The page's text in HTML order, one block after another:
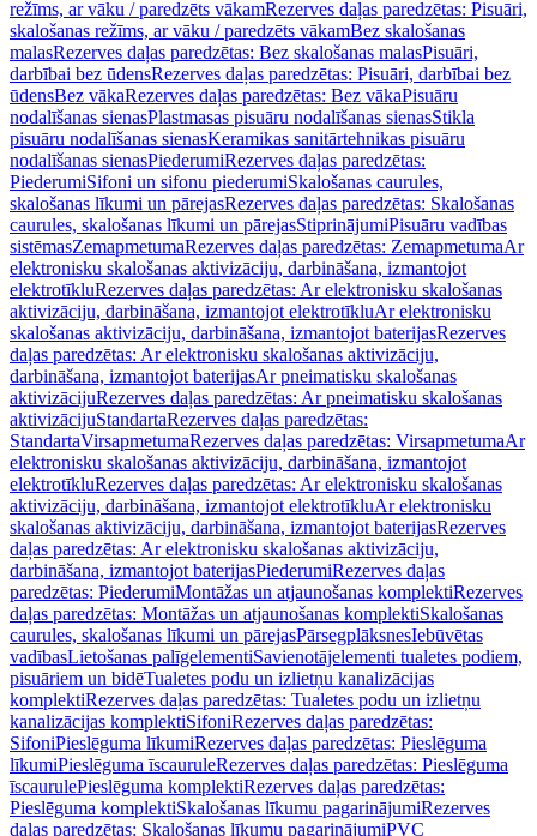
režīms, ar vāku / paredzēts vākamRezerves daļas paredzētas: Pisuāri,
skalošanas režīms, ar vāku / paredzēts vākamBez skalošanas
malasRezerves daļas paredzētas: Bez skalošanas malasPisuāri,
darbībai bez ūdensRezerves daļas paredzētas: Pisuāri, darbībai bez
ūdensBez vākaRezerves daļas paredzētas: Bez vākaPisuāru
nodalīšanas sienasPlastmasas pisuāru nodalīšanas sienasStikla
pisuāru nodalīšanas sienasKeramikas sanitārtehnikas pisuāru
nodalīšanas sienasPiederumiRezerves daļas paredzētas:
PiederumiSifoni un sifonu piederumiSkalošanas caurules,
skalošanas līkumi un pārejasRezerves daļas paredzētas: Skalošanas
caurules, skalošanas līkumi un pārejasStiprinājumiPisuāru vadības
sistēmasZemapmetumaRezerves daļas paredzētas: ZemapmetumaAr
elektronisku skalošanas aktivizāciju, darbināšana, izmantojot
elektrotīkluRezerves daļas paredzētas: Ar elektronisku skalošanas
aktivizāciju, darbināšana, izmantojot elektrotīkluAr elektronisku
skalošanas aktivizāciju, darbināšana, izmantojot baterijasRezerves
daļas paredzētas: Ar elektronisku skalošanas aktivizāciju,
darbināšana, izmantojot baterijasAr pneimatisku skalošanas
aktivizācijuRezerves daļas paredzētas: Ar pneimatisku skalošanas
aktivizācijuStandartaRezerves daļas paredzētas:
StandartaVirsapmetumaRezerves daļas paredzētas: VirsapmetumaAr
elektronisku skalošanas aktivizāciju, darbināšana, izmantojot
elektrotīkluRezerves daļas paredzētas: Ar elektronisku skalošanas
aktivizāciju, darbināšana, izmantojot elektrotīkluAr elektronisku
skalošanas aktivizāciju, darbināšana, izmantojot baterijasRezerves
daļas paredzētas: Ar elektronisku skalošanas aktivizāciju,
darbināšana, izmantojot baterijasPiederumiRezerves daļas
paredzētas: PiederumiMontāžas un atjaunošanas komplektiRezerves
daļas paredzētas: Montāžas un atjaunošanas komplektiSkalošanas
caurules, skalošanas līkumi un pārejasPārsegplāksnesIebūvētas
vadībasLietošanas palīgelementiSavienotājelementi tualetes podiem,
pisuāriem un bidēTualetes podu un izlietņu kanalizācijas
komplektiRezerves daļas paredzētas: Tualetes podu un izlietņu
kanalizācijas komplektiSifoniRezerves daļas paredzētas:
SifoniPieslēguma līkumiRezerves daļas paredzētas: Pieslēguma
līkumiPieslēguma īscauruleRezerves daļas paredzētas: Pieslēguma
īscaurulePieslēguma komplektiRezerves daļas paredzētas:
Pieslēguma komplektiSkalošanas līkumu pagarinājumiRezerves
daļas paredzētas: Skalošanas līkumu pagarinājumiPVC